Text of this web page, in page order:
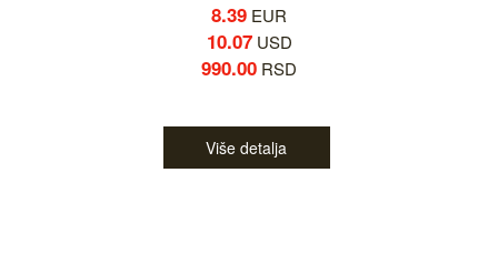
8.39 EUR
10.07USD
990.00 RSD
Više detalja